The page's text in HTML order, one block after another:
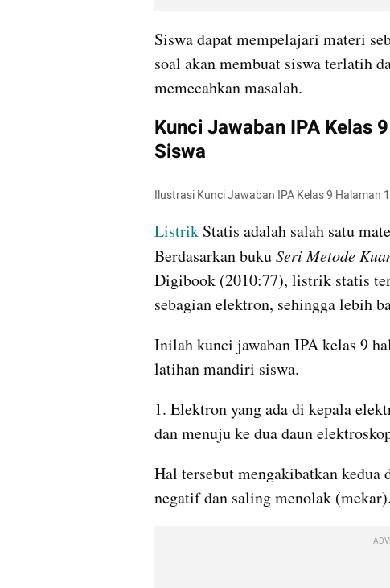
Siswa dapat mempelajari materi
soal akan membuat siswa terlatih
memecahkan masalah.
Kunci Jawaban IPA Kelas
Siswa
Ilustrasi Kunci Jawaban IPA Kelas 9 Halaman
Listrik Statis adalah salah satu
Berdasarkan buku Seri Metode
Digibook (2010:77), listrik statis
sebagian elektron, sehingga lebih
Inilah kunci jawaban IPA kelas 9
latihan mandiri siswa.
1. Elektron yang ada di kepala
dan menuju ke dua daun
Hal tersebut mengakibatkan kedua
negatif dan saling menolak (mekar).